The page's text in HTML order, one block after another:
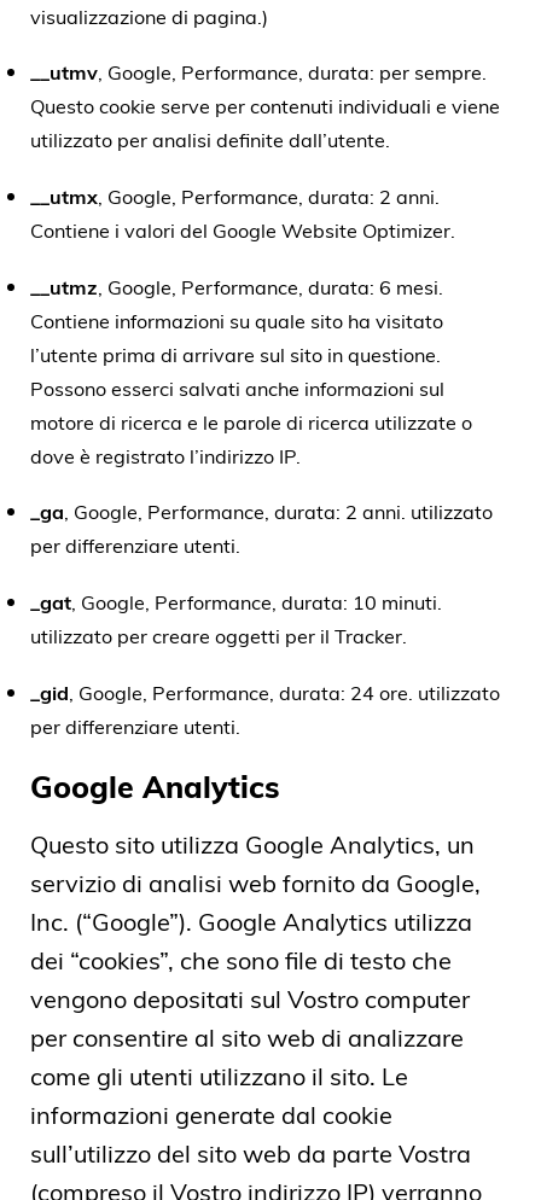
visualizzazione di pagina.)
__utmv, Google, Performance, durata: per sempre.
Questo cookie serve per contenuti individuali e viene
utilizzato per analisi definite dall’utente.
__utmx, Google, Performance, durata: 2 anni.
Contiene i valori del Google Website Optimizer.
__utmz , Google, Performance, durata: 6 mesi.
Contiene informazioni su quale sito ha visitato
l’utente prima di arrivare sul sito in questione.
Possono esserci salvati anche informazioni sul
motore di ricerca e le parole di ricerca utilizzate o
dove è registrato l’indirizzo IP.
_ga , Google, Performance, durata: 2 anni. utilizzato
per differenziare utenti.
_gat, Google, Performance, durata: 10 minuti.
utilizzato per creare oggetti per il Tracker.
_gid , Google, Performance, durata: 24 ore. utilizzato
per differenziare utenti.
Google Analytics
Questo sito utilizza Google Analytics, un
servizio di analisi web fornito da Google,
Inc. (“Google”). Google Analytics utilizza
dei “cookies”, che sono file di testo che
vengono depositati sul Vostro computer
per consentire al sito web di analizzare
come gli utenti utilizzano il sito. Le
informazioni generate dal cookie
sull’utilizzo del sito web da parte Vostra
(compreso il Vostro indirizzo IP) verranno